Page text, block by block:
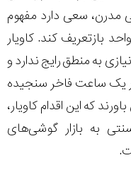
سعی دارد مفهوم
بازتعریف کند. کاویار
به منطق رایج ندارد و
یک ساعت فاخر سنجیده
که این اقدام کاویار،
به بازار گوشی‌های